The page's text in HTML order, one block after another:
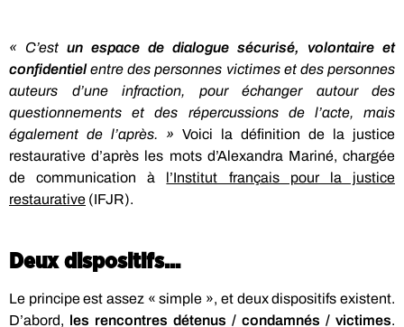
méfiance
« C’est un espace de dialogue sécurisé, volontaire et
confidentielentre des personnes victimes et des personnes
auteurs d’une infraction, pour échanger autour des
questionnements et des répercussions de l’acte, mais
également de l’après. » Voici la définition de la justice
restaurative d’après les mots d’Alexandra Mariné, chargée
de communication à l’Institut français pour la justice
restaurative (IFJR).
Deux dispositifs...
Le principe est assez « simple », et deux dispositifs existent.
D’abord, les rencontres détenus / condamnés / victimes.